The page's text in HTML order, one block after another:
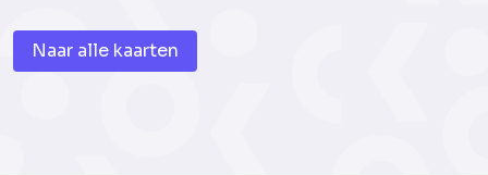
Naar alle kaarten